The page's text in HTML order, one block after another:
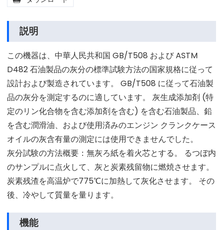
説明
この機器は、中華人民共和国 GB/T508 および ASTM
D482 石油製品の灰分の標準試験方法の国家規格に従って
設計および製造されています。 GB/T508 に従って石油製
品の灰分を測定するのに適しています。 灰生成添加剤 (特
定のリン化合物を含む添加剤を含む) を含む石油製品、鉛
を含む潤滑油、および使用済みのエンジン クランクケース
オイルの灰含有量の測定には使用できませんでした。
灰分試験の方法概要：無灰ろ紙を着火芯とする。 るつぼ内
のサンプルに点火して、灰と炭素残留物に燃焼させます。
炭素残渣を高温炉で775℃に加熱して灰化させます。 その
後、冷やして質量を量ります。
機能